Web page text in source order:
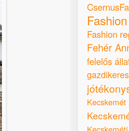
Fashion
Fehér
felelős
Kecskemét